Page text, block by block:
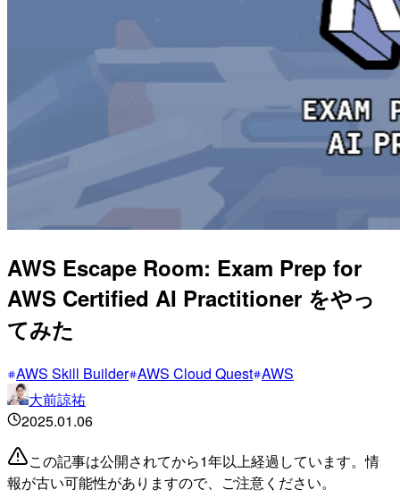
AWS Escape Room: Exam Prep for
AWS Certified AI Practitioner をやっ
てみた
AWS Skill Builder AWS Cloud Quest AWS
大前諒祐
2025.01.06
この記事は公開されてから1年以上経過しています。情
報が古い可能性がありますので、ご注意ください。